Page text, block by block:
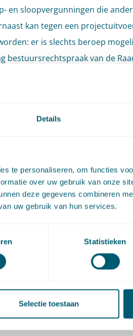
Details
te personaliseren, om functies
over uw gebruik van onze
deze gegevens combineren
uw gebruik van hun services.
Statistieken
Selectie toestaan
en sloopvergunningen die
kan tegen een
er is slechts beroep
bestuursrechtspraak van de
verschuiven van de
wethouders. De gemeenteraad
waar het college van
een
alleen de weg van de algemene
wetsvoorstel de